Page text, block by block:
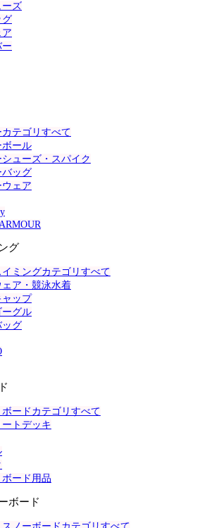
ーズ
グ
テゴリすべて
ボール
ューズ・スパイク
バッグ
ェア
グ
ミングカテゴリすべて
ェア・競泳水着
ャップ
ーグル
ッグ
ボードカテゴリすべて
ートデッキ
ード用品
ボード